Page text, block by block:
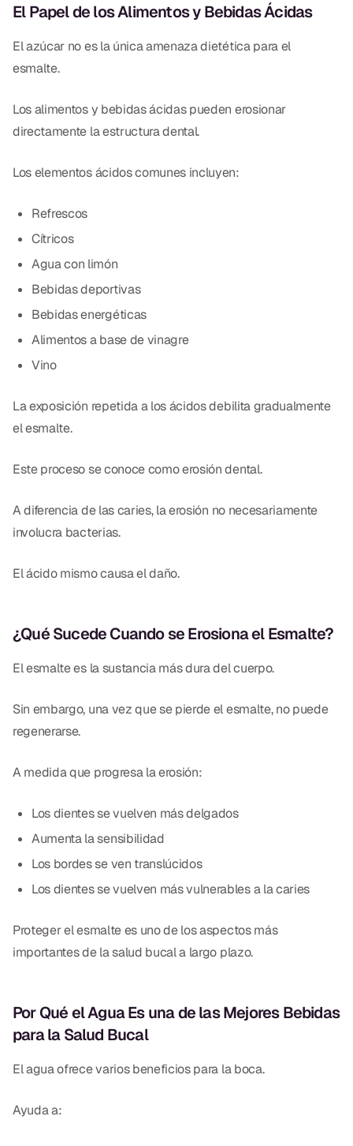
El Papel de los Alimentos y Bebidas Ácidas
El azúcar no es la única amenaza dietética para el
esmalte.
Los alimentos y bebidas ácidas pueden erosionar
directamente la estructura dental.
Los elementos ácidos comunes incluyen:
Refrescos
Cítricos
Agua con limón
Bebidas deportivas
Bebidas energéticas
Alimentos a base de vinagre
Vino
La exposición repetida a los ácidos debilita gradualmente
el esmalte.
Este proceso se conoce como erosión dental.
A diferencia de las caries, la erosión no necesariamente
involucra bacterias.
El ácido mismo causa el daño.
¿Qué Sucede Cuando se Erosiona el Esmalte?
El esmalte es la sustancia más dura del cuerpo.
Sin embargo, una vez que se pierde el esmalte, no puede
regenerarse.
A medida que progresa la erosión:
Los dientes se vuelven más delgados
Aumenta la sensibilidad
Los bordes se ven translúcidos
Los dientes se vuelven más vulnerables a la caries
Proteger el esmalte es uno de los aspectos más
importantes de la salud bucal a largo plazo.
Por Qué el Agua Es una de las Mejores Bebidas
para la Salud Bucal
El agua ofrece varios beneficios para la boca.
Ayuda a: